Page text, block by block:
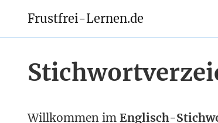
Frustfrei-Lernen.de
Willkommen im Englisch-